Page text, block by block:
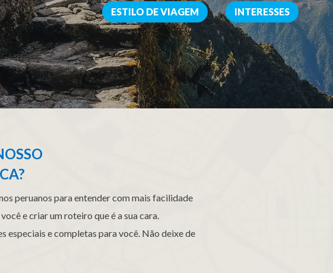
ESTILO DE VIAGEM INTERESSES
peruanos para entender com mais facilidade
e criar um roteiro que é a sua cara.
especiais e completas para você. Não deixe de